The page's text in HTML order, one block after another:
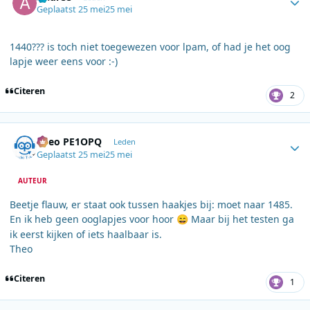
Geplaatst25 mei25 mei
1440??? is toch niet toegewezen voor lpam, of had je het oog
lapje weer eens voor :-)
Citeren 2
Theo PE1OPQ Leden
Geplaatst25 mei25 mei
AUTEUR
Beetje flauw, er staat ook tussen haakjes bij: moet naar 1485.
En ik heb geen ooglapjes voor hoor 😄 Maar bij het testen ga
ik eerst kijken of iets haalbaar is.
Theo
Citeren 1